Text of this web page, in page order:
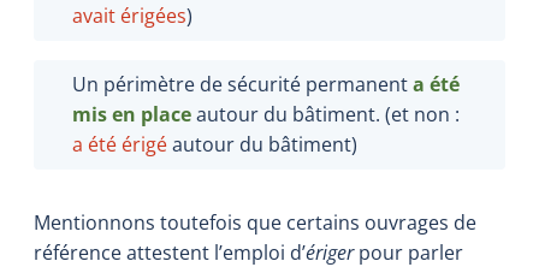
avait érigées)
Un périmètre de sécurité permanenta été
mis en placeautour du bâtiment. (et non :
a été érigéautour du bâtiment)
Mentionnons toutefois que certains ouvrages de
référence attestent l’emploi d’érigerpour parler